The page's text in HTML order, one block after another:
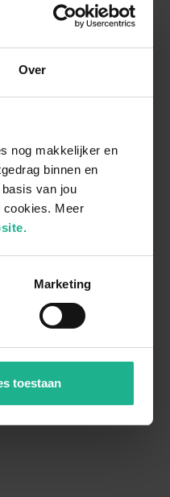
Over
nog makkelijker en
binnen en
van jou
cookies. Meer
Marketing
toestaan